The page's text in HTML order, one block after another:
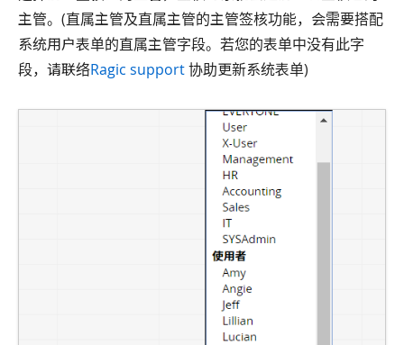
主管。(直属主管及直属主管的主管签核功能，会需要搭配
系统用户表单的直属主管字段。若您的表单中没有此字
段，请联络Ragic support协助更新系统表单)